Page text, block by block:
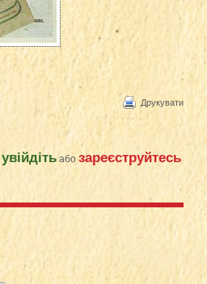
Друкувати
увійдіть абозареєструйтесь